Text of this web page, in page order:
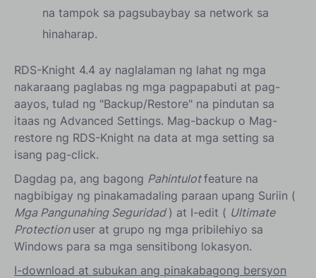
na tampok sa pagsubaybay sa network sa
hinaharap.
RDS-Knight 4.4 ay naglalaman ng lahat ng mga
nakaraang paglabas ng mga pagpapabuti at pag-
aayos, tulad ng "Backup/Restore" na pindutan sa
itaas ng Advanced Settings. Mag-backup o Mag-
restore ng RDS-Knight na data at mga setting sa
isang pag-click.
Dagdag pa, ang bagong Pahintulotfeature na
nagbibigay ng pinakamadaling paraan upang Suriin (
Mga Pangunahing Seguridad) at I-edit ( Ultimate
Protection user at grupo ng mga pribilehiyo sa
Windows para sa mga sensitibong lokasyon.
I-download at subukan ang pinakabagong bersyon